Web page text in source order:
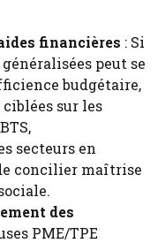
financières : Si
peut se
budgétaire,
sur les
secteurs en
concilier maîtrise
des
PME/TPE